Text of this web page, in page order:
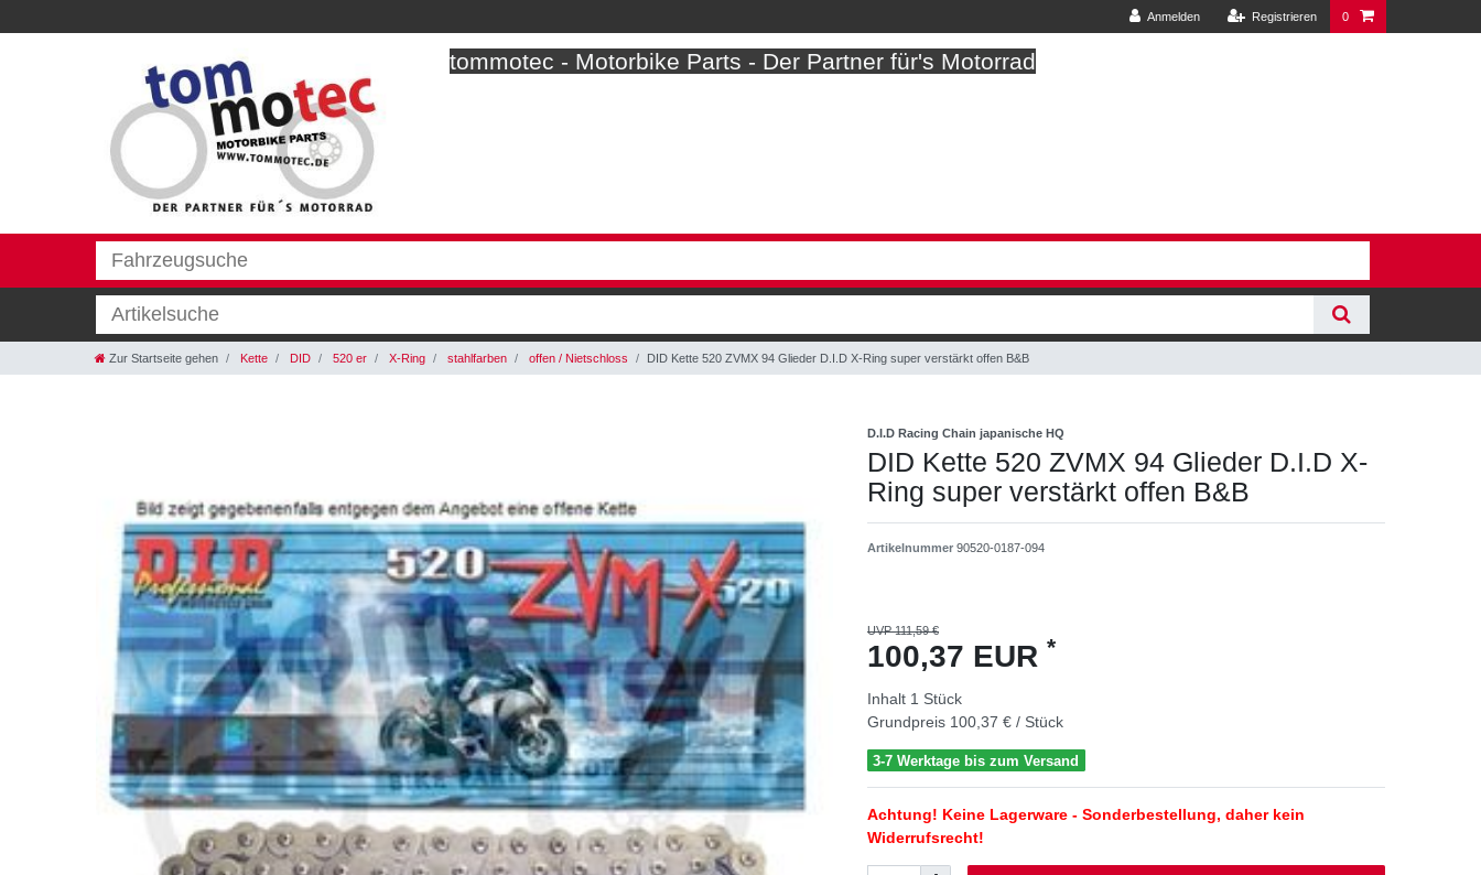
Anmelden Registrieren 0
tommotec - Motorbike Parts - Der Partner für's Motorrad
Zur Startseite gehen Kette DID 520 er X-Ring stahlfarben offen / Nietschloss DID Kette 520 ZVMX 94 Glieder D.I.D X-Ring super verstärkt offen B&B
D.I.D Racing Chain japanische HQ
DID Kette 520 ZVMX 94 Glieder D.I.D X-
Ring super verstärkt offen B&B
Artikelnummer 90520-0187-094
UVP 111,59 €
100,37 EUR *
Inhalt 1 Stück
Grundpreis 100,37 € / Stück
3-7 Werktage bis zum Versand
Achtung! Keine Lagerware - Sonderbestellung, daher kein
Widerrufsrecht!